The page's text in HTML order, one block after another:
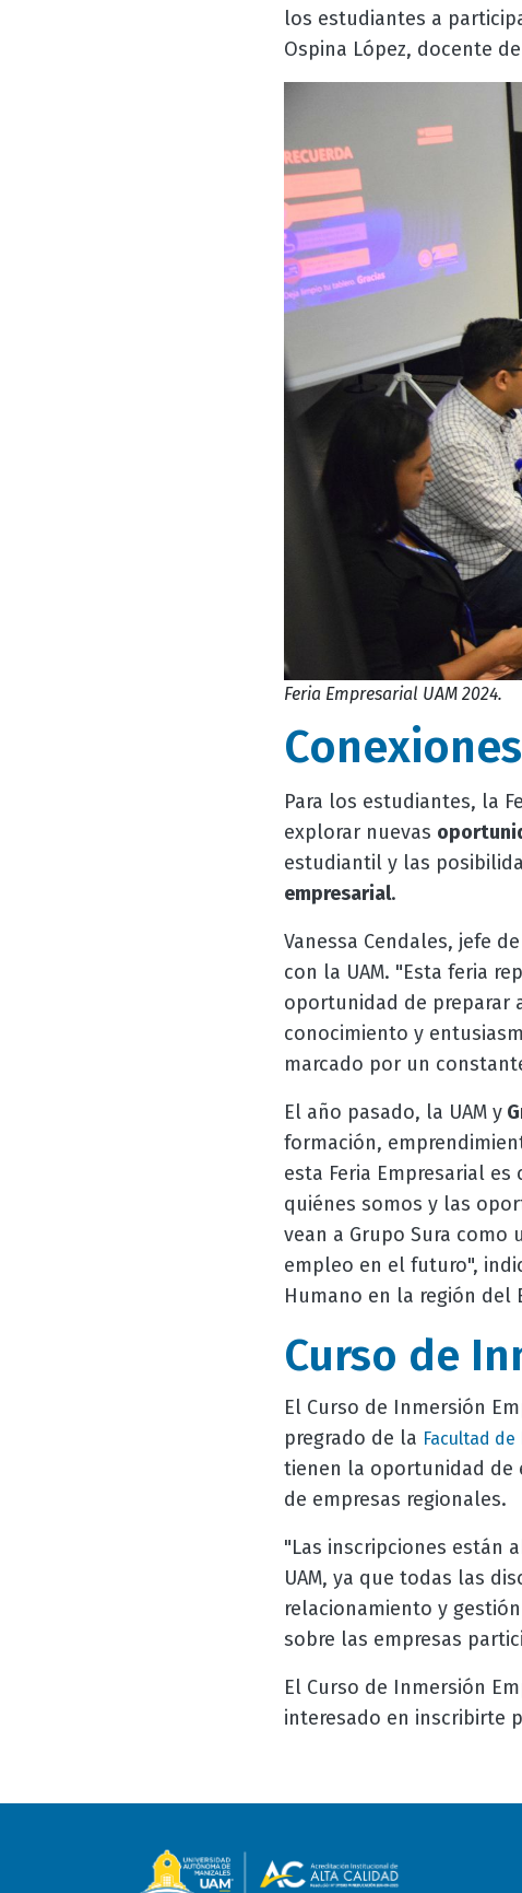
los estudiantes a
Ospina López, docente
Feria Empresarial UAM 2024.
Para los estudiantes, la
explorar nuevas
estudiantil y las
empresarial.
Vanessa Cendales, jefe
con la UAM. "Esta feria
oportunidad de preparar
conocimiento y
marcado por un
El año pasado, la UAM y
formación,
esta Feria Empresarial
quiénes somos y las
vean a Grupo Sura
empleo en el futuro",
Humano en la región del
Curso de
El Curso de Inmersión
pregrado de la Facultad
tienen la oportunidad de
de empresas regionales.
"Las inscripciones están
UAM, ya que todas las
relacionamiento y
sobre las empresas
El Curso de Inmersión
interesado en inscribirte